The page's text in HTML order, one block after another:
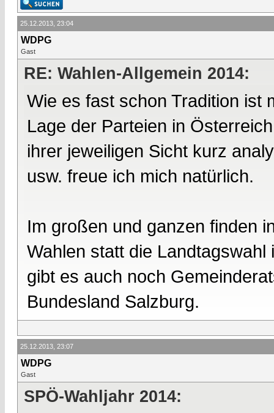
25.12.2013, 23:04
WDPG
Gast
RE: Wahlen-Allgemein 2014:
Wie es fast schon Tradition ist
Lage der Parteien in
ihrer jeweiligen Sicht kurz
usw. freue ich mich natürlich.
Im großen und ganzen finden
Wahlen statt die
gibt es auch noch
Bundesland Salzburg.
25.12.2013, 23:07
WDPG
Gast
SPÖ-Wahljahr 2014: